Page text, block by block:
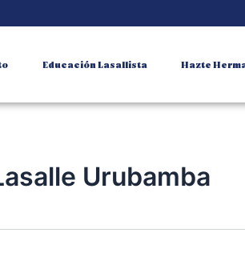
Educación Lasallista Hazte
Urubamba